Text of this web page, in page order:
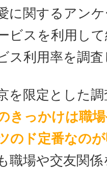
に関するアン
ビスを利用し
ス利用率を調査
を限定とした
きっかけは職
のド定番なのが
職場や交友関